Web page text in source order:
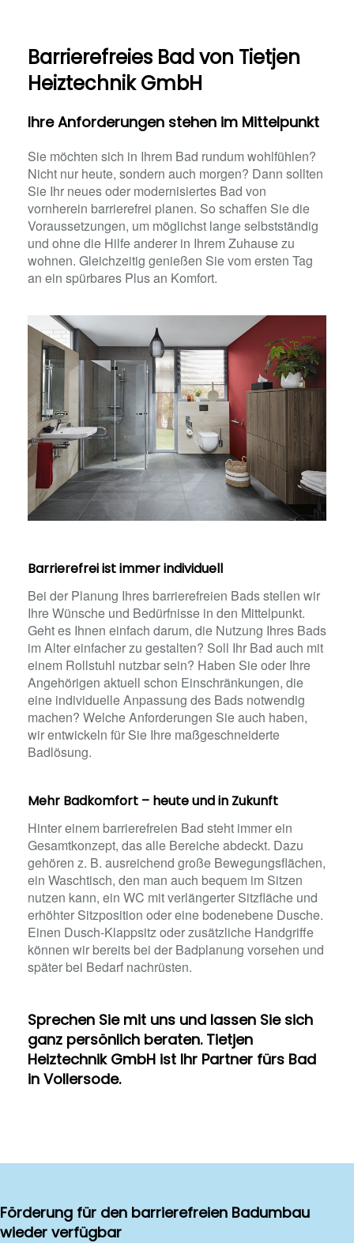
Barrierefreies Bad von Tietjen
Heiztechnik GmbH
Ihre Anforderungen stehen im Mittelpunkt
Sie möchten sich in Ihrem Bad rundum wohlfühlen?
Nicht nur heute, sondern auch morgen? Dann sollten
Sie Ihr neues oder modernisiertes Bad von
vornherein barrierefrei planen. So schaffen Sie die
Voraussetzungen, um möglichst lange selbstständig
und ohne die Hilfe anderer in Ihrem Zuhause zu
wohnen. Gleichzeitig genießen Sie vom ersten Tag
an ein spürbares Plus an Komfort.
Barrierefrei ist immer individuell
Bei der Planung Ihres barrierefreien Bads stellen wir
Ihre Wünsche und Bedürfnisse in den Mittelpunkt.
Geht es Ihnen einfach darum, die Nutzung Ihres Bads
im Alter einfacher zu gestalten? Soll Ihr Bad auch mit
einem Rollstuhl nutzbar sein? Haben Sie oder Ihre
Angehörigen aktuell schon Einschränkungen, die
eine individuelle Anpassung des Bads notwendig
machen? Welche Anforderungen Sie auch haben,
wir entwickeln für Sie Ihre maßgeschneiderte
Badlösung.
Mehr Badkomfort – heute und in Zukunft
Hinter einem barrierefreien Bad steht immer ein
Gesamtkonzept, das alle Bereiche abdeckt. Dazu
gehören z. B. ausreichend große Bewegungsflächen,
ein Waschtisch, den man auch bequem im Sitzen
nutzen kann, ein WC mit verlängerter Sitzfläche und
erhöhter Sitzposition oder eine bodenebene Dusche.
Einen Dusch-Klappsitz oder zusätzliche Handgriffe
können wir bereits bei der Badplanung vorsehen und
später bei Bedarf nachrüsten.
Sprechen Sie mit uns und lassen Sie sich
ganz persönlich beraten. Tietjen
Heiztechnik GmbH ist Ihr Partner fürs Bad
in Vollersode.
Förderung für den barrierefreien Badumbau
wieder verfügbar